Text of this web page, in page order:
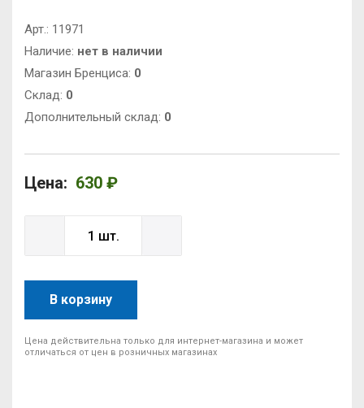
Арт.: 11971
Наличие: нет в наличии
Магазин Бренциса: 0
Cклад: 0
Дополнительный склад: 0
Цена: 630 ₽
В корзину
Цена действительна только для интернет-магазина и может
отличаться от цен в розничных магазинах